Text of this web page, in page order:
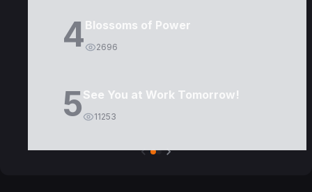
4Blossoms of Power
2696
5See You at Work Tomorrow!
11253